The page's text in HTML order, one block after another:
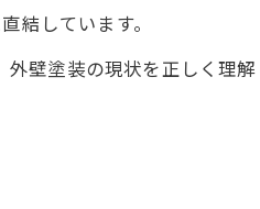
結しています。
壁塗装の現状を正しく理